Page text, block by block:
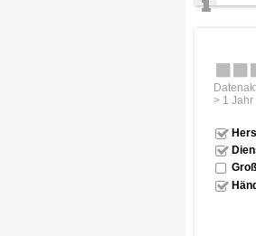
> 1 Jahr